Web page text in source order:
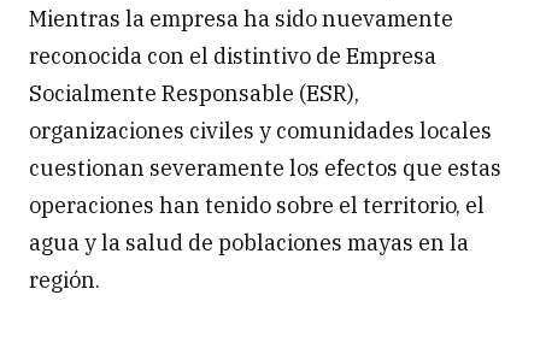
Mientras la empresa ha sido nuevamente
reconocida con el distintivo de Empresa
Socialmente Responsable (ESR),
organizaciones civiles y comunidades locales
cuestionan severamente los efectos que estas
operaciones han tenido sobre el territorio, el
agua y la salud de poblaciones mayas en la
región.